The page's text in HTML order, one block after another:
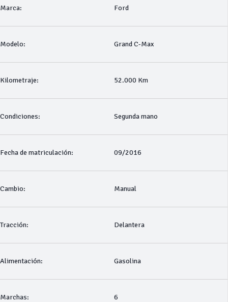
Marca: Ford
Modelo: Grand C-Max
Kilometraje: 52.000 Km
Condiciones: Segunda mano
Fecha de matriculación: 09/2016
Cambio: Manual
Tracción: Delantera
Alimentación: Gasolina
Marchas: 6